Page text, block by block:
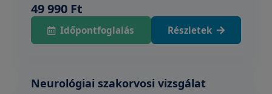
49 990 Ft
Időpontfoglalás Részletek
Neurológiai szakorvosi vizsgálat